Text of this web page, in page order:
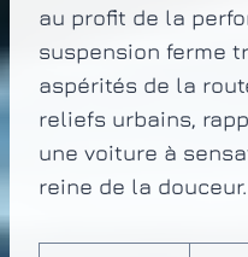
au profit de la
suspension ferme
aspérités de la
reliefs urbains,
une voiture à
reine de la douceur.